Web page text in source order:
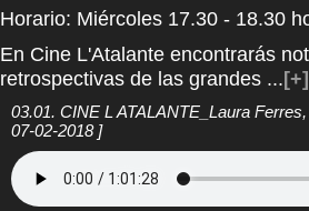
Horario: Miércoles 17.30 - 18.30
En Cine L'Atalante encontrarás
retrospectivas de las grandes ...[+]
03.01. CINE L ATALANTE_Laura
07-02-2018 ]